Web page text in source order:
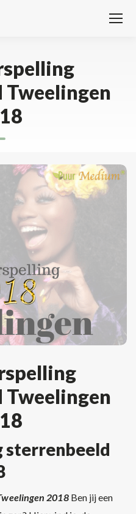
sterrenbeeld
2018 Ben jij een